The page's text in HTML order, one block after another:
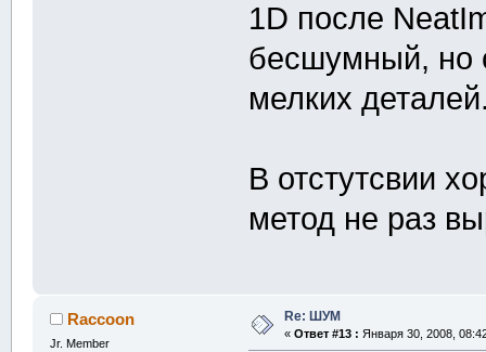
1D после
бесшумный, но
мелких
В отстутсвии
метод не раз
Raccoon
Jr. Member
Re: ШУМ
« Ответ #13 : Января 30, 2008,